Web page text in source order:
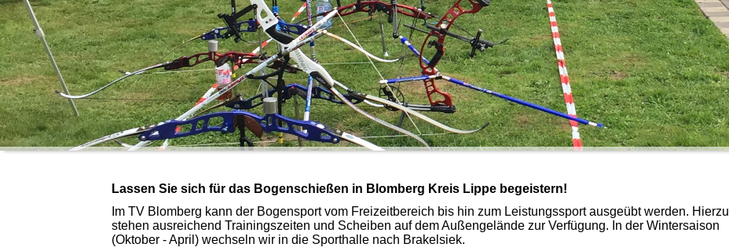
Lassen Sie sich für das Bogenschießen in Blomberg Kreis Lippe begeistern!
Im TV Blomberg kann der Bogensport vom Freizeitbereich bis hin zum Leistungssport ausgeübt werden. Hierzu
stehen ausreichend Trainingszeiten und Scheiben auf dem Außengelände zur Verfügung. In der Wintersaison
(Oktober - April) wechseln wir in die Sporthalle nach Brakelsiek.